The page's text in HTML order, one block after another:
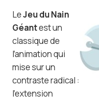
LeJeu du Nain
Géantest un
classique de
l’animation qui
mise sur un
contraste radical :
l’extension